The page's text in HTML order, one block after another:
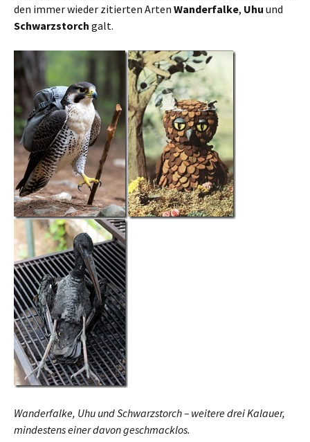
den immer wieder zitierten Arten Wanderfalke, Uhu und
Schwarzstorch galt.
Wanderfalke, Uhu und Schwarzstorch – weitere drei Kalauer,
mindestens einer davon geschmacklos.